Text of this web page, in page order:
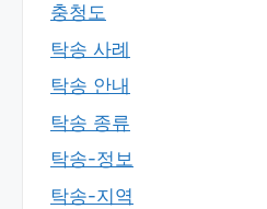
충청도
탁송 사례
탁송 안내
탁송 종류
탁송-정보
탁송-지역